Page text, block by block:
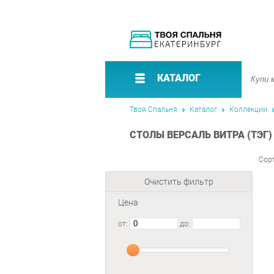
КАТАЛОГ
Твоя Спальня Каталог Коллекции
СТОЛЫ ВЕРСАЛЬ ВИТРА (ТЭГ)
Очистить фильтр
Цена
от: до: